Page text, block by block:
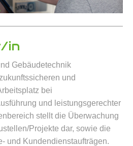
in
Gebäudetechnik
und
bei
und leistungsgerechter
stellt die Überwachung
Projekte dar, sowie die
und Kundendienstaufträgen.